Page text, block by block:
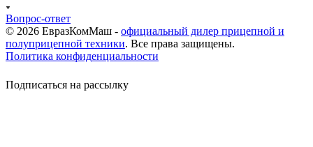
Вопрос-ответ
© 2026 ЕвразКомМаш - официальный дилер прицепной и
полуприцепной техники. Все права защищены.
Политика конфиденциальности
Подписаться на рассылку